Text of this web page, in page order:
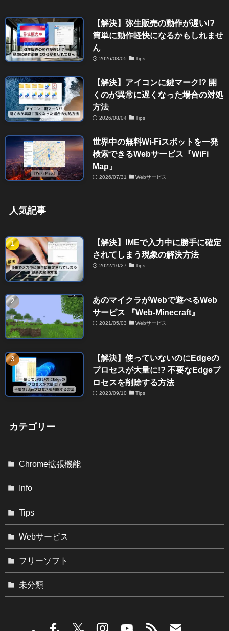
【解決】弥生販売の動作が遅い!?
簡単に動作軽快になるかもしれませ
ん
2026/08/05 Tips
【解決】アイコンに鍵マーク!? 開
くのが異常に遅くなった場合の対処
方法
2026/08/04 Tips
世界中の無料Wi-Fiスポットを一発
検索できるWebサービス『WiFi
Map』
2026/07/31 Webサービス
人気記事
【解決】IMEで入力中に勝手に確定
されてしまう現象の解決方法
2022/10/27 Tips
あのマイクラがWebで遊べるWeb
サービス 『Web-Minecraft』
2021/05/03 Webサービス
【解決】使っていないのにEdgeの
プロセスが大量に!? 不要なEdgeプ
ロセスを削除する方法
2023/09/10 Tips
カテゴリー
Chrome拡張機能
Info
Tips
Webサービス
フリーソフト
未分類